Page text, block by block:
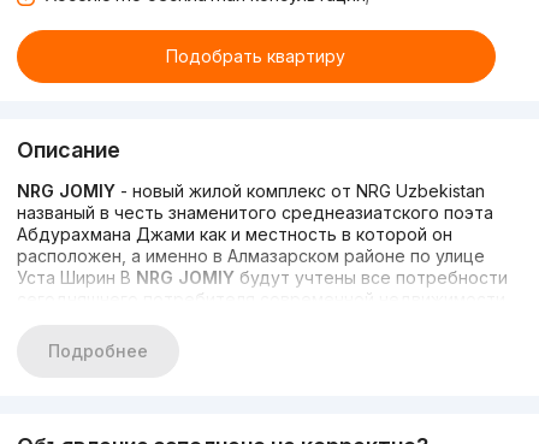
Подобрать квартиру
Описание
NRG JOMIY- новый жилой комплекс от NRG Uzbekistan
названый в честь знаменитого среднеазиатского поэта
Абдурахмана Джами как и местность в которой он
расположен, а именно в Алмазарском районе по улице
Уста Ширин В NRG JOMIYбудут учтены все потребности
сегодняшнего потребителя современной недвижимости.
передовых строительных технологий
принцип на который полагается застройщик при освоении
Подробнее